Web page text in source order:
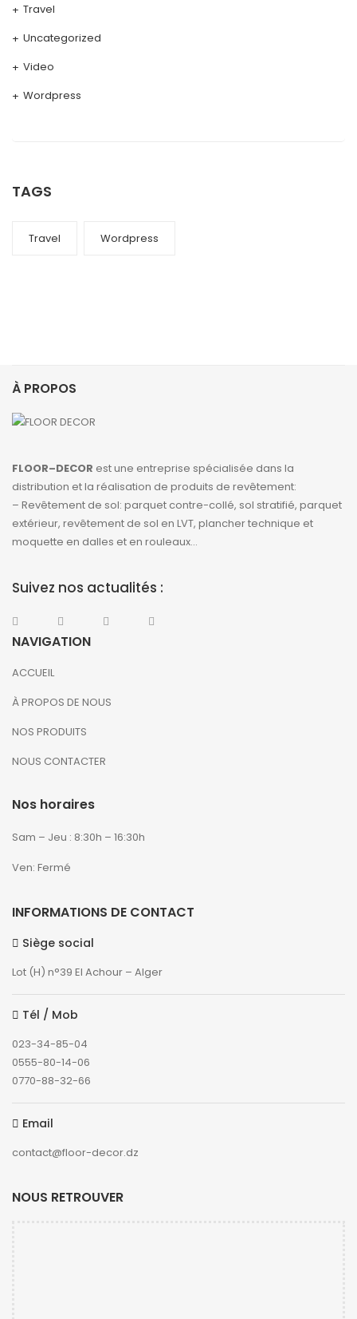
Travel
Uncategorized
Video
Wordpress
TAGS
Travel Wordpress
À PROPOS
FLOOR–DECOR est une entreprise spécialisée dans la
distribution et la réalisation de produits de revêtement:
– Revêtement de sol: parquet contre-collé, sol stratifié, parquet
extérieur, revêtement de sol en LVT, plancher technique et
moquette en dalles et en rouleaux…
Suivez nos actualités :
NAVIGATION
ACCUEIL
À PROPOS DE NOUS
NOS PRODUITS
NOUS CONTACTER
Nos horaires
Sam – Jeu : 8:30h – 16:30h
Ven: Fermé
INFORMATIONS DE CONTACT
Siège social
Lot (H) n°39 El Achour – Alger
Tél / Mob
023-34-85-04
0555-80-14-06
0770-88-32-66
Email
contact@floor-decor.dz
NOUS RETROUVER